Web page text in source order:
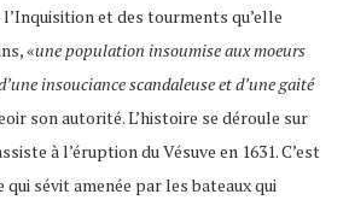
l’Inquisition et des tourments qu’elle
«une population insoumise aux moeurs
insouciance scandaleuseet d’une gaité
son autorité. L’histoire se déroule sur
à l’éruption du Vésuve en 1631. C’est
sévit amenée par les bateaux qui